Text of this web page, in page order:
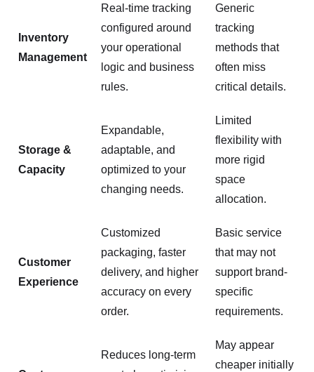
Inventory
Management
Real-time tracking
configured around
your operational
logic and business
rules.
Generic
tracking
methods that
often miss
critical details.
Storage &
Capacity
Expandable,
adaptable, and
optimized to your
changing needs.
Limited
flexibility with
more rigid
space
allocation.
Customer
Experience
Customized
packaging, faster
delivery, and higher
accuracy on every
order.
Basic service
that may not
support brand-
specific
requirements.
Reduces long-term
May appear
cheaper initially